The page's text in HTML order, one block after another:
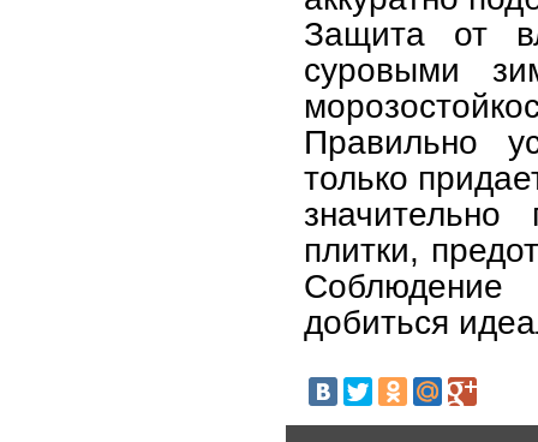
Защита от
суровыми
Правильно
только
плитки,
добиться